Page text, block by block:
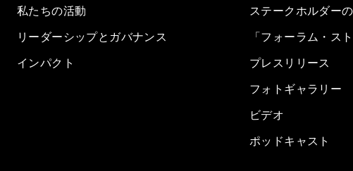
私たちの活動
リーダーシップとガバナンス
インパクト
ステークホルダー
「フォーラム・ス
プレスリリース
フォトギャラリー
ビデオ
ポッドキャスト